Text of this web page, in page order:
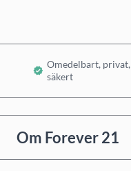
Omedelbart, privat,
säkert
Om Forever 21